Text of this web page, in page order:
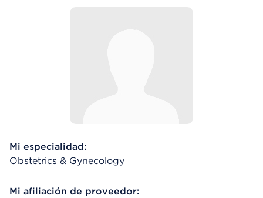
Mi especialidad:
Obstetrics & Gynecology
Mi afiliación de proveedor: